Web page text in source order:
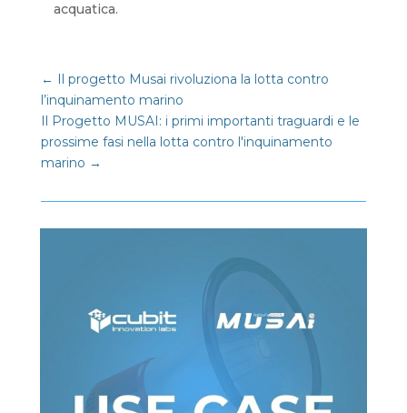
acquatica.
← Il progetto Musai rivoluziona la lotta contro
l’inquinamento marino
Il Progetto MUSAI: i primi importanti traguardi e le
prossime fasi nella lotta contro l'inquinamento
marino →